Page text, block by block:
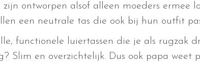
ontworpen alsof alleen moeders ermee
een neutrale tas die ook bij hun outfit
functionele luiertassen die je als rugzak
Slim en overzichtelijk. Dus ook papa weet